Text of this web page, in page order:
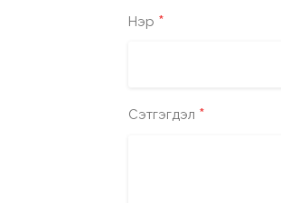
Нэр *
Сэтгэгдэл *